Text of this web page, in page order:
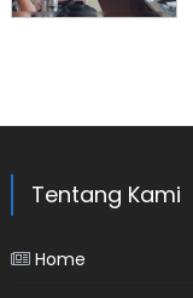
Tentang Kami
Home